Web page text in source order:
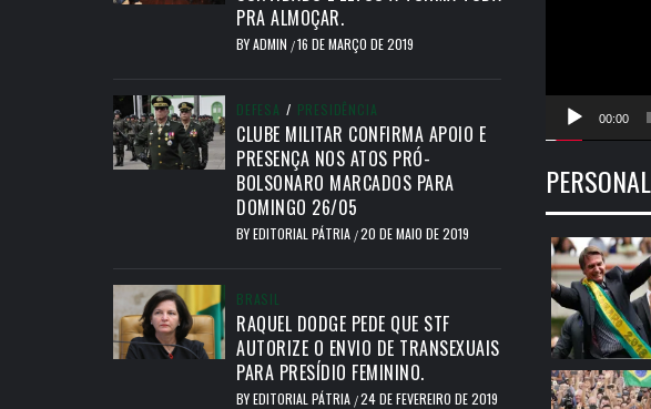
PRA ALMOÇAR.
BYADMIN /16 DE MARÇO DE 2019
DEFESA / PRESIDÊNCIA
CLUBE MILITAR CONFIRMA APOIO E
PRESENÇA NOS ATOS PRÓ-
BOLSONARO MARCADOS PARA
DOMINGO 26/05
BYEDITORIAL PÁTRIA /20 DE MAIO DE 2019
BRASIL
RAQUEL DODGE PEDE QUE STF
AUTORIZE O ENVIO DE TRANSEXUAIS
PARA PRESÍDIO FEMININO.
BYEDITORIAL PÁTRIA /24 DE FEVEREIRO DE 2019
00:00